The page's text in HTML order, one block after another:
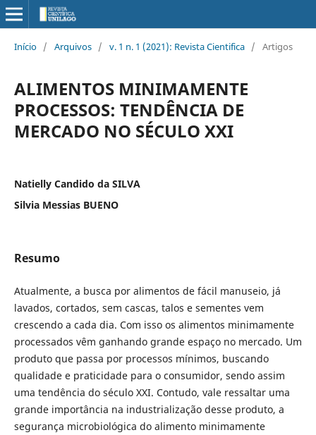
Início / Arquivos / v. 1 n. 1 (2021): Revista Cientifica / Artigos
ALIMENTOS MINIMAMENTE
PROCESSOS: TENDÊNCIA DE
MERCADO NO SÉCULO XXI
Natielly Candido da SILVA
Silvia Messias BUENO
Resumo
Atualmente, a busca por alimentos de fácil manuseio, já
lavados, cortados, sem cascas, talos e sementes vem
crescendo a cada dia. Com isso os alimentos minimamente
processados vêm ganhando grande espaço no mercado. Um
produto que passa por processos mínimos, buscando
qualidade e praticidade para o consumidor, sendo assim
uma tendência do século XXI. Contudo, vale ressaltar uma
grande importância na industrialização desse produto, a
segurança microbiológica do alimento minimamente